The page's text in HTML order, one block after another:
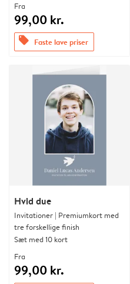
Fra
99,00 kr.
offers Faste lave priser
Hvid due
Invitationer | Premiumkort med
tre forskellige finish
Sæt med 10 kort
Fra
99,00 kr.